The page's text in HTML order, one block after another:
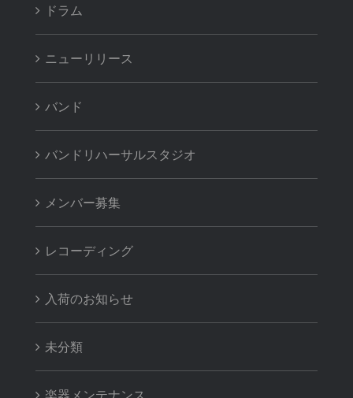
ドラム
ニューリリース
バンド
バンドリハーサルスタジオ
メンバー募集
レコーディング
入荷のお知らせ
未分類